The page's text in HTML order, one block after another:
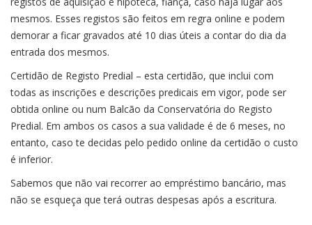
mesmos. Esses registos são feitos em regra online e podem
demorar a ficar gravados até 10 dias úteis a contar do dia da
entrada dos mesmos.
Certidão de Registo Predial – esta certidão, que inclui com
todas as inscrições e descrições predicais em vigor, pode ser
obtida online ou num Balcão da Conservatória do Registo
Predial. Em ambos os casos a sua validade é de 6 meses, no
entanto, caso te decidas pelo pedido online da certidão o custo
é inferior.
Sabemos que não vai recorrer ao empréstimo bancário, mas
não se esqueça que terá outras despesas após a escritura.